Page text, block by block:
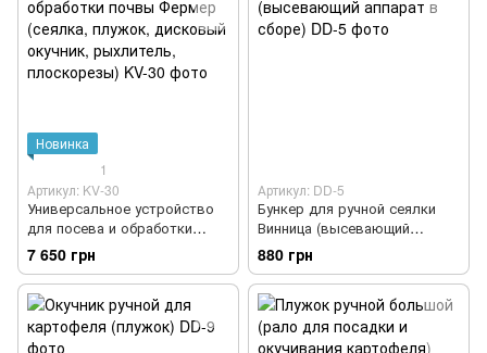
Новинка
1
Артикул: KV-30
Универсальное устройство
для посева и обработки
почвы Фермер (сеялка,
плужок, дисковый окучник,
рыхлитель, плоскорезы)
7 650 грн
Артикул: DD-5
Бункер для ручной сеялки
Винница (высевающий
аппарат в сборе)
880 грн